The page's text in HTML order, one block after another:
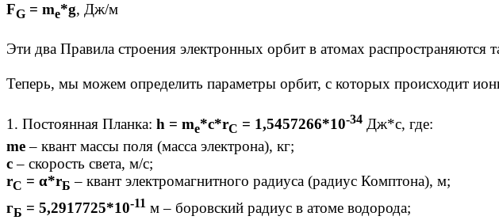
FG = me*g, Дж/м
Эти два Правила строения электронных орбит в атомах
Теперь, мы можем определить параметры орбит, с которых происходит
1. Постоянная Планка: h = me*c*rC = 1,5457266*10-34 Дж*с, где:
me– квант массы поля (масса электрона), кг;
c– скорость света, м/с;
rC = α*rБ – квант электромагнитного радиуса (радиус Комптона), м;
гБ = 5,2917725*10-11 м – боровский радиус в атоме водорода;